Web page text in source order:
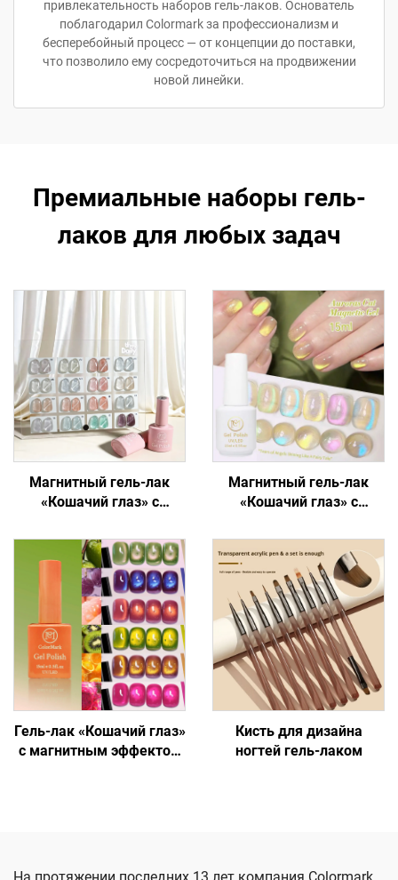
привлекательность наборов гель-лаков. Основатель
поблагодарил Colormark за профессионализм и
бесперебойный процесс — от концепции до поставки,
что позволило ему сосредоточиться на продвижении
новой линейки.
Премиальные наборы гель-
лаков для любых задач
Магнитный гель-лак
«Кошачий глаз» с
блеском
Магнитный гель-лак
«Кошачий глаз» с
блеском
Гель-лак «Кошачий глаз»
с магнитным эффектом
Кисть для дизайна
ногтей гель-лаком